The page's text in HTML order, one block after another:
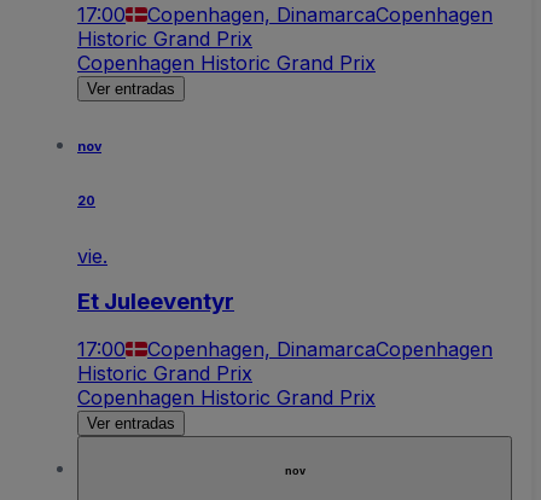
17:00 Copenhagen, DinamarcaCopenhagen
Historic Grand Prix
Copenhagen Historic Grand Prix
Ver entradas
nov
20
vie.
Et Juleeventyr
17:00 Copenhagen, DinamarcaCopenhagen
Historic Grand Prix
Copenhagen Historic Grand Prix
Ver entradas
nov